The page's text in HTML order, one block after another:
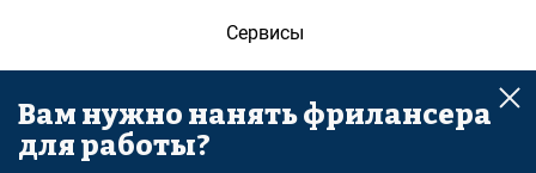
Сервисы
Помощь
Поиск
Вам нужно нанять фрилансера
для работы?